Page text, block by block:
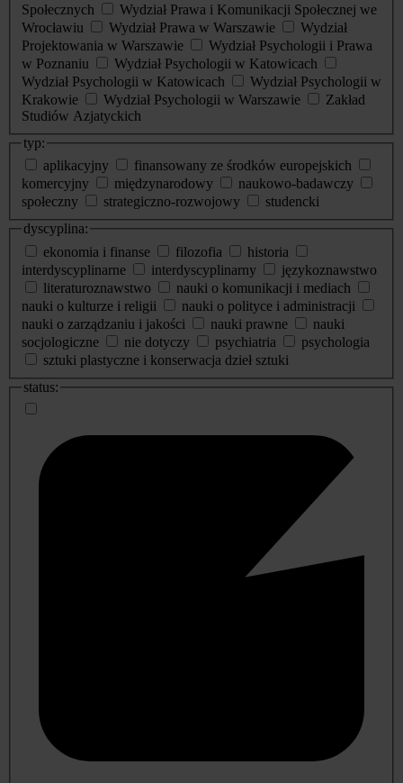
Społecznych
Wydział Prawa i Komunikacji Społecznej we
Wrocławiu
Wydział Prawa w Warszawie
Wydział
Projektowania w Warszawie
Wydział Psychologii i Prawa
w Poznaniu
Wydział Psychologii w Katowicach
Wydział Psychologii w Katowicach
Wydział Psychologii w
Krakowie
Wydział Psychologii w Warszawie
Zakład
Studiów Azjatyckich
typ:
aplikacyjny
finansowany ze środków europejskich
komercyjny
międzynarodowy
naukowo-badawczy
społeczny
strategiczno-rozwojowy
studencki
dyscyplina:
ekonomia i finanse
filozofia
historia
interdyscyplinarne
interdyscyplinarny
językoznawstwo
literaturoznawstwo
nauki o komunikacji i mediach
nauki o kulturze i religii
nauki o polityce i administracji
nauki o zarządzaniu i jakości
nauki prawne
nauki
socjologiczne
nie dotyczy psychiatria
psychologia
sztuki plastyczne i konserwacja dzieł sztuki
status: